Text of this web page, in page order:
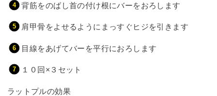
背筋をのばし首の付け根にバーをおろします
肩甲骨をよせるようにまっすぐヒジを引きます
目線をあげてバーを平行におろします
１０回×３セット
ラットプルの効果